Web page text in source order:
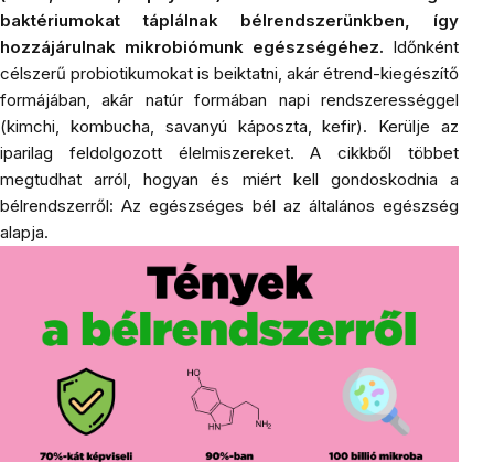
baktériumokat táplálnak bélrendszerünkben, így
hozzájárulnak mikrobiómunk egészségéhez. Időnként
célszerű probiotikumokat is beiktatni, akár étrend-kiegészítő
formájában, akár natúr formában napi rendszerességgel
(kimchi, kombucha, savanyú káposzta, kefir). Kerülje az
iparilag feldolgozott élelmiszereket. A cikkből többet
megtudhat arról, hogyan és miért kell gondoskodnia a
bélrendszerről: Az egészséges bél az általános egészség
alapja.